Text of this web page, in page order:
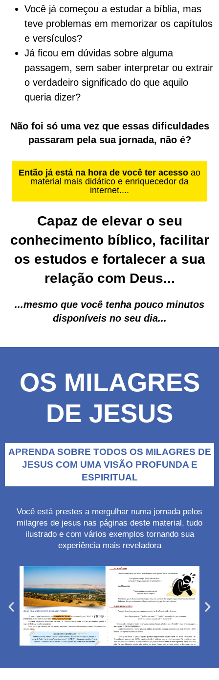
Você já começou a estudar a bíblia, mas
teve problemas em memorizar os capítulos
e versículos?
Já ficou em dúvidas sobre alguma
passagem, sem saber interpretar ou extrair
o verdadeiro significado do que aquilo
queria dizer?
Não foi só uma vez que essas dificuldades
passaram pela sua jornada, não é?
Então já está na hora de você ter acesso ao
material mais didático e enriquecedor da
internet....
Capaz de elevar o seu
conhecimento bíblico, facilitar
os estudos e fortalecer a sua
relação com Deus...
...mesmo que você tenha pouco minutos
disponíveis no seu dia...
OS MILAGRES
DE JESUS
APRENDA SOBRE TODOS OS MILAGRES DE
JESUS COM UMA VISÃO PROFUNDA E
ESPIRITUAL
Você está prestes a mergulhar numa jornada pelos
milagres de jesus nas páginas deste material, tudo
ilustrado e com vários exemplos tornando sua
experiência mais reveladora